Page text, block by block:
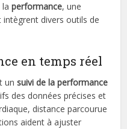
laperformance, une
intègrent divers outils de
en temps réel
unsuivi de la performance
des données précises et
distance parcourue
aident à ajuster